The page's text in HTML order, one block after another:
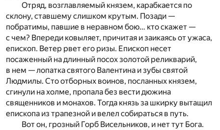
Отряд, возглавляемый князем, карабкается по
склону, ставшему слишком крутым. Позади —
побратимы, павшие в неравном бою… кто скажет —
с чем? Впереди ковыляет, причитая и заикаясь от ужаса,
епископ. Ветер рвет его ризы. Епископ несет
посаженный на длинный посох золотой реликварий,
в нем — лопатка святого Валентина и зубы святой
Людмилы. Сто отборных воинов, посланных князем,
сгинули на холме, пропала без вести дюжина
священников и монахов. Тогда князь за шкирку вытащил
епископа из трапезной и велел собираться в путь.
Вот он, грозный Горб Висельников, и нет тут Бога.